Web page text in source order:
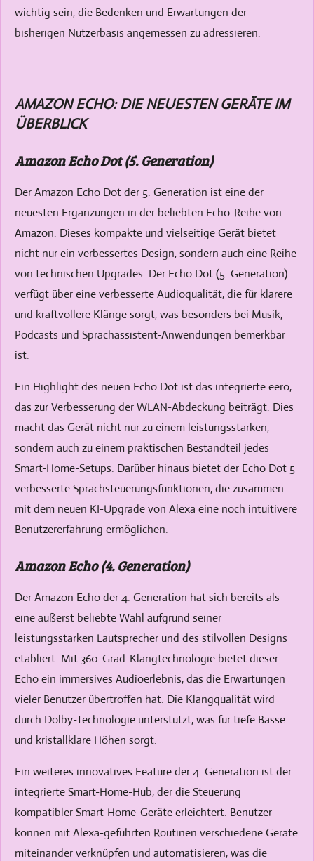
wichtig sein, die Bedenken und Erwartungen der
bisherigen Nutzerbasis angemessen zu adressieren.
AMAZON ECHO: DIE NEUESTEN GERÄTE IM
ÜBERBLICK
Amazon Echo Dot (5. Generation)
Der Amazon Echo Dot der 5. Generation ist eine der
neuesten Ergänzungen in der beliebten Echo-Reihe von
Amazon. Dieses kompakte und vielseitige Gerät bietet
nicht nur ein verbessertes Design, sondern auch eine Reihe
von technischen Upgrades. Der Echo Dot (5. Generation)
verfügt über eine verbesserte Audioqualität, die für klarere
und kraftvollere Klänge sorgt, was besonders bei Musik,
Podcasts und Sprachassistent-Anwendungen bemerkbar
ist.
Ein Highlight des neuen Echo Dot ist das integrierte eero,
das zur Verbesserung der WLAN-Abdeckung beiträgt. Dies
macht das Gerät nicht nur zu einem leistungsstarken,
sondern auch zu einem praktischen Bestandteil jedes
Smart-Home-Setups. Darüber hinaus bietet der Echo Dot 5
verbesserte Sprachsteuerungsfunktionen, die zusammen
mit dem neuen KI-Upgrade von Alexa eine noch intuitivere
Benutzererfahrung ermöglichen.
Amazon Echo (4. Generation)
Der Amazon Echo der 4. Generation hat sich bereits als
eine äußerst beliebte Wahl aufgrund seiner
leistungsstarken Lautsprecher und des stilvollen Designs
etabliert. Mit 360-Grad-Klangtechnologie bietet dieser
Echo ein immersives Audioerlebnis, das die Erwartungen
vieler Benutzer übertroffen hat. Die Klangqualität wird
durch Dolby-Technologie unterstützt, was für tiefe Bässe
und kristallklare Höhen sorgt.
Ein weiteres innovatives Feature der 4. Generation ist der
integrierte Smart-Home-Hub, der die Steuerung
kompatibler Smart-Home-Geräte erleichtert. Benutzer
können mit Alexa-geführten Routinen verschiedene Geräte
miteinander verknüpfen und automatisieren, was die